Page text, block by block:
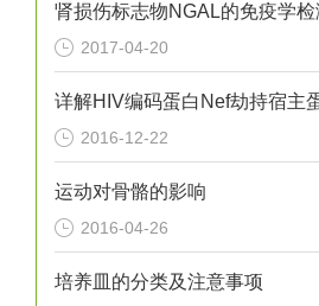
肾损伤标志物NGAL的免疫学检
2017-04-20
详解HIV编码蛋白Nef劫持宿主
2016-12-22
运动对骨骼的影响
2016-04-26
培养皿的分类及注意事项